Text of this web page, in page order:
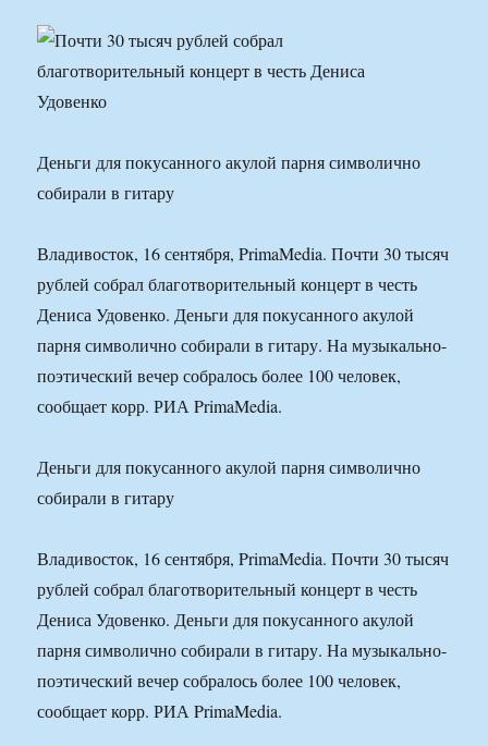
Деньги для покусанного акулой парня символично
собирали в гитару
Владивосток, 16 сентября, PrimaMedia. Почти 30 тысяч
рублей собрал благотворительный концерт в честь
Дениса Удовенко. Деньги для покусанного акулой
парня символично собирали в гитару. На музыкально-
поэтический вечер собралось более 100 человек,
сообщает корр. РИА PrimaMedia.
Деньги для покусанного акулой парня символично
собирали в гитару
Владивосток, 16 сентября, PrimaMedia. Почти 30 тысяч
рублей собрал благотворительный концерт в честь
Дениса Удовенко. Деньги для покусанного акулой
парня символично собирали в гитару. На музыкально-
поэтический вечер собралось более 100 человек,
сообщает корр. РИА PrimaMedia.